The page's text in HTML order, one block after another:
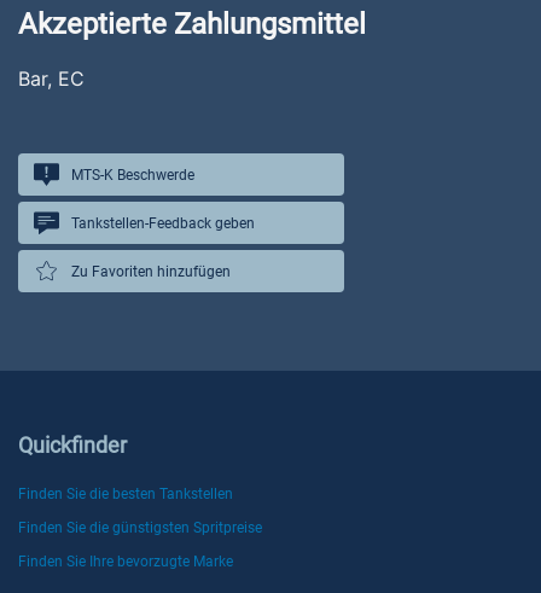
Akzeptierte Zahlungsmittel
Bar, EC
MTS-K Beschwerde
Tankstellen-Feedback geben
Zu Favoriten hinzufügen
Quickfinder
Finden Sie die besten Tankstellen
Finden Sie die günstigsten Spritpreise
Finden Sie Ihre bevorzugte Marke